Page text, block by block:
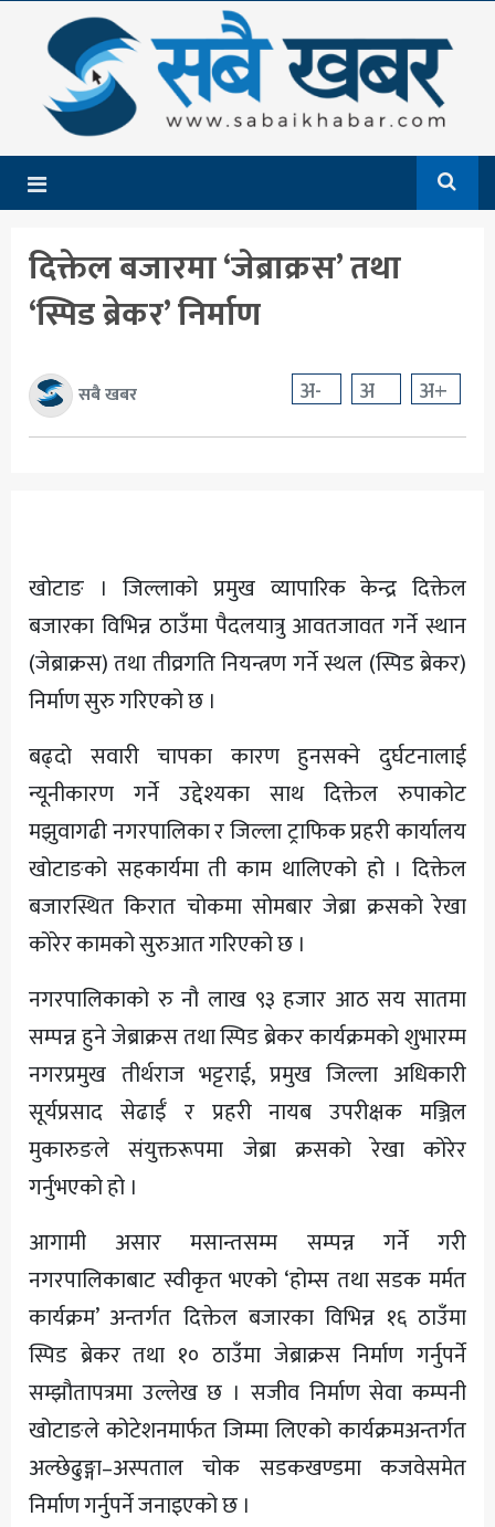
गृहपृष्ठ
समाचार
राजनीति
देश
आर्थिक
अन्तर्राष्ट्रिय
मनोरञ्जन
दिक्तेल बजारमा ‘जेब्राक्रस’ तथा
‘स्पिड ब्रेकर’ निर्माण
सबै खबर अ- अ अ+
खोटाङ । जिल्लाको प्रमुख व्यापारिक केन्द्र दिक्तेल
बजारका विभिन्न ठाउँमा पैदलयात्रु आवतजावत गर्ने स्थान
(जेब्राक्रस) तथा तीव्रगति नियन्त्रण गर्ने स्थल (स्पिड ब्रेकर)
निर्माण सुरु गरिएको छ ।
बढ्दो सवारी चापका कारण हुनसक्ने दुर्घटनालाई
न्यूनीकारण गर्ने उद्देश्यका साथ दिक्तेल रुपाकोट
मझुवागढी नगरपालिका र जिल्ला ट्राफिक प्रहरी कार्यालय
खोटाङको सहकार्यमा ती काम थालिएको हो । दिक्तेल
बजारस्थित किरात चोकमा सोमबार जेब्रा क्रसको रेखा
कोरेर कामको सुरुआत गरिएको छ ।
नगरपालिकाको रु नौ लाख ९३ हजार आठ सय सातमा
सम्पन्न हुने जेब्राक्रस तथा स्पिड ब्रेकर कार्यक्रमको शुभारम्म
नगरप्रमुख तीर्थराज भट्टराई, प्रमुख जिल्ला अधिकारी
सूर्यप्रसाद सेढाईँ र प्रहरी नायब उपरीक्षक मञ्जिल
मुकारुङले संयुक्तरूपमा जेब्रा क्रसको रेखा कोरेर
गर्नुभएको हो ।
आगामी असार मसान्तसम्म सम्पन्न गर्ने गरी
नगरपालिकाबाट स्वीकृत भएको ‘होम्स तथा सडक मर्मत
कार्यक्रम’ अन्तर्गत दिक्तेल बजारका विभिन्न १६ ठाउँमा
स्पिड ब्रेकर तथा १० ठाउँमा जेब्राक्रस निर्माण गर्नुपर्ने
सम्झौतापत्रमा उल्लेख छ । सजीव निर्माण सेवा कम्पनी
खोटाङले कोटेशनमार्फत जिम्मा लिएको कार्यक्रमअन्तर्गत
अल्छेढुङ्गा–अस्पताल चोक सडकखण्डमा कजवेसमेत
निर्माण गर्नुपर्ने जनाइएको छ ।